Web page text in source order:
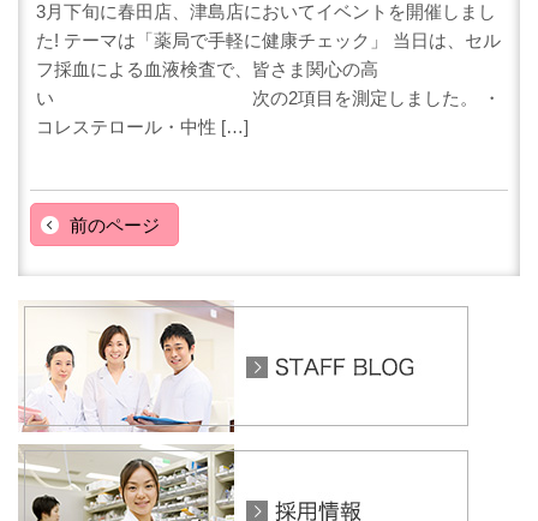
3月下旬に春田店、津島店においてイベントを開催しまし
た! テーマは「薬局で手軽に健康チェック」 当日は、セル
フ採血による血液検査で、皆さま関心の高
い 次の2項目を測定しました。 ・
コレステロール・中性 […]
前のページ